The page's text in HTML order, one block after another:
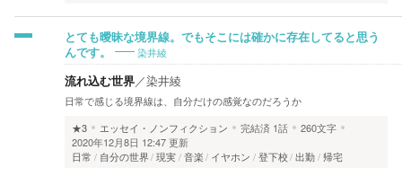
とても曖昧な境界線。でもそこには確かに存在してると思う
んです。
染井綾
流れ込む世界／染井綾
日常で感じる境界線は、自分だけの感覚なのだろうか
★3
エッセイ・ノンフィクション 完結済 1話
260文字
2020年12月8日 12:47 更新
日常
自分の世界 現実 音楽 イヤホン 登下校 出勤 帰宅